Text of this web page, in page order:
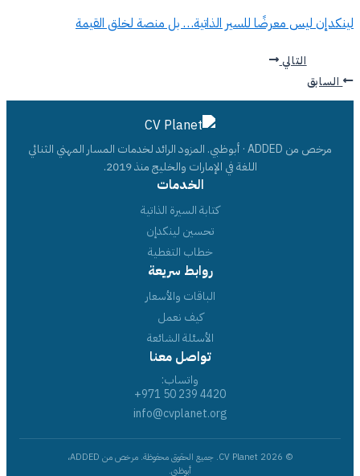
لينكدإن ليس معرضًا للسير الذاتية… بل منصة لخلق القيمة
السابق
التالي
مرخص من ADDED · أبوظبي. المزود الرائد لخدمات المسار المهني الثنائي
اللغة في الإمارات والخليج منذ 2019.
الخدمات
كتابة السيرة الذاتية
تحسين لينكدإن
خطاب التغطية
روابط سريعة
الباقات والأسعار
كيف نعمل
الأسئلة الشائعة
تواصل معنا
واتساب:
+971 50 239 4420
info@cvplanet.org
© 2026 CV Planet. جميع الحقوق محفوظة. مرخص من ADDED،
أبوظبي.